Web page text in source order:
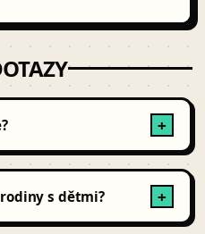
+
plavby po Vltavě,
tematické túry po
s dětmi? +